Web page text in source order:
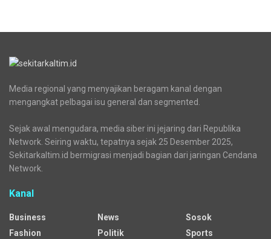
Media regional yang menyajikan beragam kanal dengan
mengangkat pelbagai isu general dan segmented.
Sejak awal mengudara, media siber ini jejaring dari Republika
Network. Seiring waktu, tepatnya sejak 25 Desember 2025,
Sekitarkaltim.id bermigrasi menjadi bagian dari jaringan Cendana
Network.
Kanal
Business
Fashion
News
Politik
Sosok
Sports